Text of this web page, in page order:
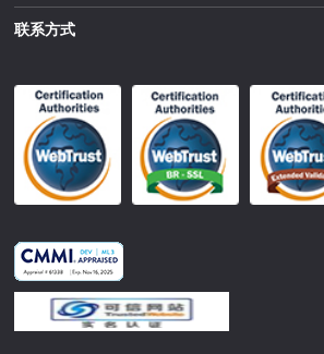
联系方式